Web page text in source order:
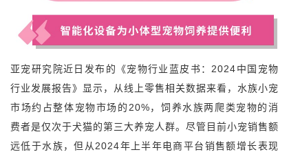
亚宠研究院近日发布的《宠物行业蓝皮书：2024中国宠物
行业发展报告》显示，从线上零售相关数据来看，水族小宠
市场约占整体宠物市场的20%，饲养水族两爬类宠物的消
费者是仅次于犬猫的第三大养宠人群。尽管目前小宠销售额
远低于水族，但从2024年上半年电商平台销售额增长表现